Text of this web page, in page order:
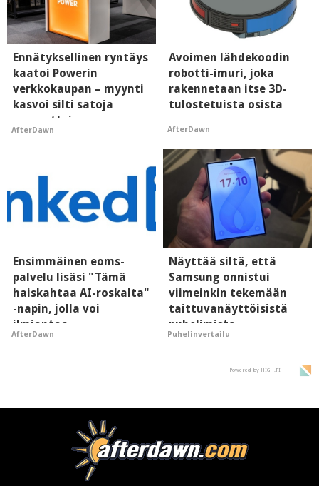
Ennätyksellinen ryntäys
kaatoi Powerin
verkkokaupan – myynti
kasvoi silti satoja
prosentteja
AfterDawn
Avoimen lähdekoodin
robotti-imuri, joka
rakennetaan itse 3D-
tulostetuista osista
AfterDawn
Ensimmäinen eoms-
palvelu lisäsi "Tämä
haiskahtaa AI-roskalta"
-napin, jolla voi
ilmiantaa
tekoälytauhkan
AfterDawn
Näyttää siltä, että
Samsung onnistui
viimeinkin tekemään
taittuvanäyttöisistä
puhelimista
supersuosittuja
Puhelinvertailu
Powered by HIGH.FI